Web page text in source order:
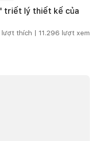
triết lý thiết kế của
lượt thích | 11.296 lượt xem